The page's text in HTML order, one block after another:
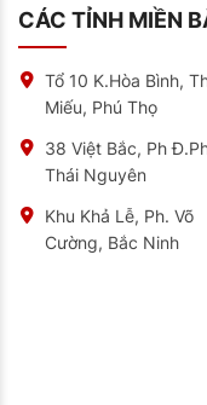
Infographic
trung tâm
Những ưu
qua của lốp
CÁC TỈNH MIỀN
Tổ 10 K.Hòa Bình,
Miếu, Phú Thọ
38 Việt Bắc, Ph
Thái Nguyên
Khu Khả Lễ, Ph. Võ
Cường, Bắc Ninh